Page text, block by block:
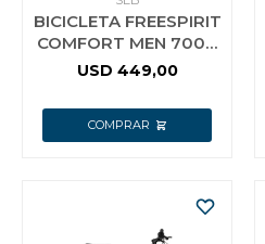
BICICLETA FREESPIRIT
COMFORT MEN 700C
21V
USD 449,00